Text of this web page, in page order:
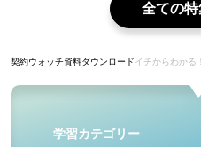
全ての
契約ウォッチ資料ダウンロードイチからわかる
学習カテゴリー